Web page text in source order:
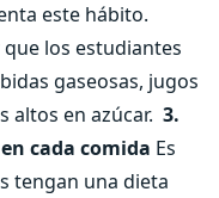
este hábito.
los estudiantes
gaseosas, jugos
altos en azúcar. 3.
cada comida Es
tengan una dieta